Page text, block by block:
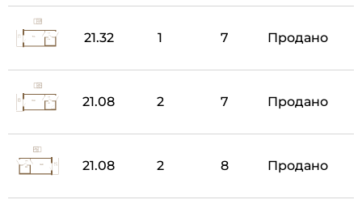
21.32 1 7 Продано
21.08 2 7 Продано
21.08 2 8 Продано